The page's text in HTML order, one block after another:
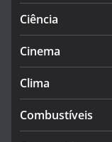
Ciência
Cinema
Clima
Combustíveis